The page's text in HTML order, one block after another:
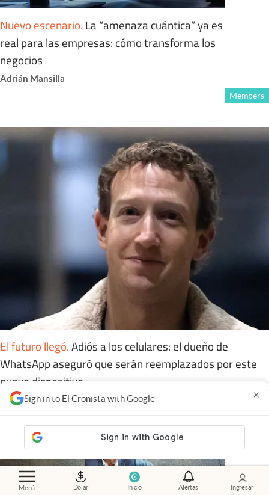
Menú Dolar Inicio Alertas Ingresar
Sign in to El Cronista with Google ×
Nuevo escenario. La “amenaza cuántica” ya es
real para las empresas: cómo transforma los
negocios
Adrián Mansilla
Members
El futuro llegó.Adiós a los celulares: el dueño de
WhatsApp aseguró que serán reemplazados por este
nuevo dispositivo